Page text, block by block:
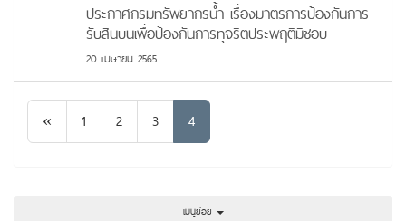
ประกาศกรมทรัพยากรน้ำ เรื่องมาตรการป้องกันการ
รับสินบนเพื่อป้องกันการทุจริตประพฤติมิชอบ
20 เมษายน 2565
« Previous1 2 3 4
เมนูย่อย